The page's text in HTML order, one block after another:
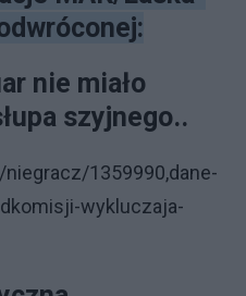
nie miało
szyjnego..
1359990,dane-
wykluczaja-